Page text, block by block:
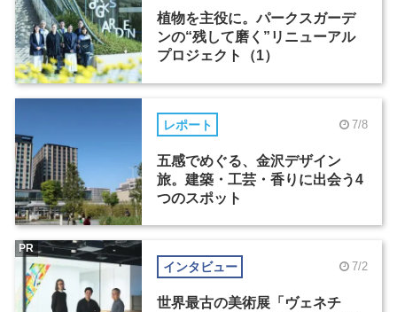
植物を主役に。パークスガーデ
ンの“残して磨く”リニューアル
プロジェクト（1）
レポート 7/8
五感でめぐる、金沢デザイン
旅。建築・工芸・香りに出会う4
つのスポット
インタビュー 7/2
世界最古の美術展「ヴェネチ
PR